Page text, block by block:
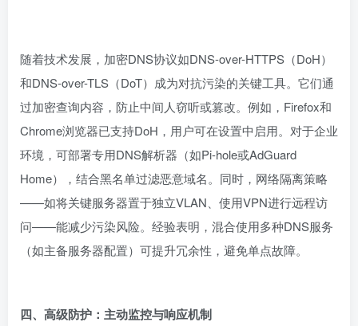
随着技术发展，加密DNS协议如DNS-over-HTTPS（DoH）
和DNS-over-TLS（DoT）成为对抗污染的关键工具。它们通
过加密查询内容，防止中间人窃听或篡改。例如，Firefox和
Chrome浏览器已支持DoH，用户可在设置中启用。对于企业
环境，可部署专用DNS解析器（如Pi-hole或AdGuard
Home），结合黑名单过滤恶意域名。同时，网络隔离策略
——如将关键服务器置于独立VLAN、使用VPN进行远程访
问——能减少污染风险。经验表明，混合使用多种DNS服务
（如主备服务器配置）可提升冗余性，避免单点故障。
四、高级防护：主动监控与响应机制